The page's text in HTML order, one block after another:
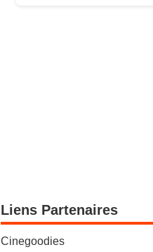
Liens Partenaires
Cinegoodies